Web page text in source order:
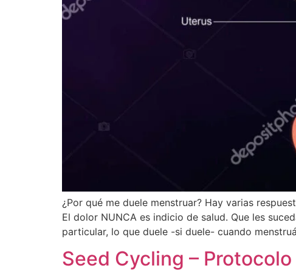
¿Por qué me duele menstruar? Hay varias
El dolor NUNCA es indicio de salud. Que les
particular, lo que duele -si duele- cuando
Seed Cycling –